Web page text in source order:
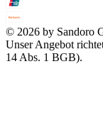
© 2026 by Sandoro
Unser Angebot
14 Abs. 1 BGB).